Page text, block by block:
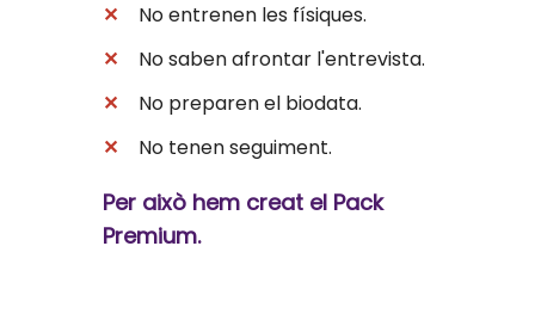
✕
No entrenen les físiques.
✕
No saben afrontar l'entrevista.
✕
No preparen el biodata.
✕
No tenen seguiment.
Per això hem creat el Pack
Premium.